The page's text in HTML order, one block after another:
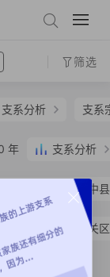
筛选
支系分析 支系
年 支系分析
甘肃省 兰州市 榆中县
甘肃省 兰州市 城关区